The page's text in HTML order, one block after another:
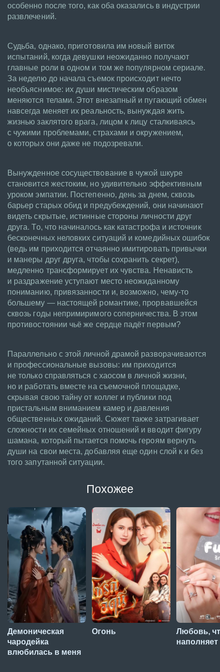
особенно после того, как оба оказались в индустрии
развлечений.
Судьба, однако, приготовила им новый виток
испытаний, когда девушки неожиданно получают
главные роли в одном и том же популярном сериале.
За неделю до начала съемок происходит нечто
необъяснимое: их души мистическим образом
меняются телами. Этот внезапный и пугающий обмен
навсегда меняет их реальность, вынуждая жить
жизнью заклятого врага, лицом к лицу сталкиваясь
с чужими проблемами, страхами и окружением,
о которых они даже не подозревали.
Вынужденное сосуществование в чужой шкуре
становится жестоким, но удивительно эффективным
уроком эмпатии. Постепенно, день за днем, сквозь
барьер старых обид и предубеждений, они начинают
видеть скрытые, истинные стороны личности друг
друга. То, что начиналось как катастрофа и источник
бесконечных неловких ситуаций и комедийных ошибок
(ведь им приходится отчаянно имитировать привычки
и манеры друг друга, чтобы сохранить секрет),
медленно трансформирует их чувства. Ненависть
и раздражение уступают место неожиданному
пониманию, привязанности и, возможно, чему-то
большему — настоящей романтике, прорвавшейся
сквозь годы непримиримого соперничества. В этом
противостоянии чьё же сердце падёт первым?
Параллельно с этой личной драмой разворачиваются
и профессиональные вызовы: им приходится
не только справляться с хаосом в личной жизни,
но и работать вместе на съемочной площадке,
скрывая свою тайну от коллег и публики под
пристальным вниманием камер и давления
общественных ожиданий. Сюжет также затрагивает
сложности их семейных отношений и вводит фигуру
шамана, который пытается помочь героям вернуть
души на свои места, добавляя еще один слой к и без
того запутанной ситуации.
Похожее
Демоническая
чародейка
влюбилась в меня
Огонь
Любовь,
наполняет